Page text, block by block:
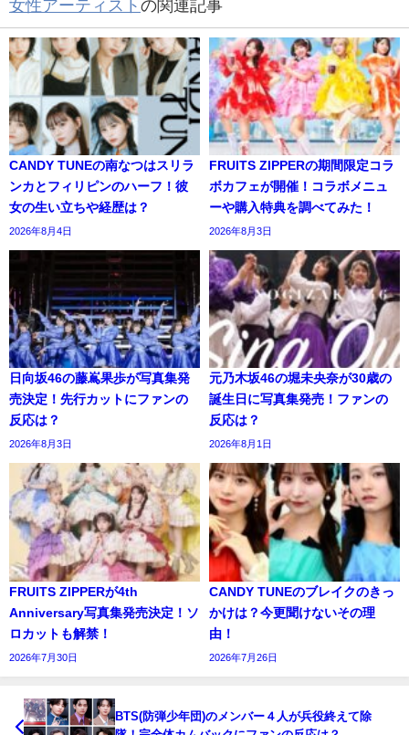
女性アーティスト の関連記事
CANDY TUNEの南なつはスリラ
ンカとフィリピンのハーフ！彼
女の生い立ちや経歴は？
2026年8月4日
FRUITS ZIPPERの期間限定コラ
ボカフェが開催！コラボメニュ
ーや購入特典を調べてみた！
2026年8月3日
日向坂46の藤嶌果歩が写真集発
売決定！先行カットにファンの
反応は？
2026年8月3日
元乃木坂46の堀未央奈が30歳の
誕生日に写真集発売！ファンの
反応は？
2026年8月1日
FRUITS ZIPPERが4th
Anniversary写真集発売決定！ソ
ロカットも解禁！
2026年7月30日
CANDY TUNEのブレイクのきっ
かけは？今更聞けないその理
由！
2026年7月26日
BTS(防弾少年団)のメンバー４人が兵役終えて除